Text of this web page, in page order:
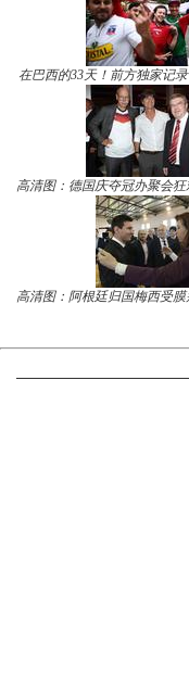
在巴西的33天！前方独家记
高清图：德国庆夺冠办聚会
高清图：阿根廷归国梅西受